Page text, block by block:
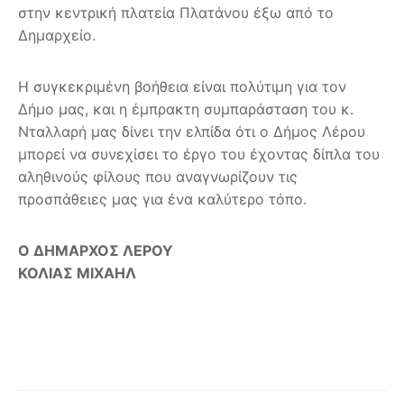
στην κεντρική πλατεία Πλατάνου έξω από το
Δημαρχείο.
Η συγκεκριμένη βοήθεια είναι πολύτιμη για τον
Δήμο μας, και η έμπρακτη συμπαράσταση του κ.
Νταλλαρή μας δίνει την ελπίδα ότι ο Δήμος Λέρου
μπορεί να συνεχίσει το έργο του έχοντας δίπλα του
αληθινούς φίλους που αναγνωρίζουν τις
προσπάθειες μας για ένα καλύτερο τόπο.
Ο ΔΗΜΑΡΧΟΣ ΛΕΡΟΥ
ΚΟΛΙΑΣ ΜΙΧΑΗΛ